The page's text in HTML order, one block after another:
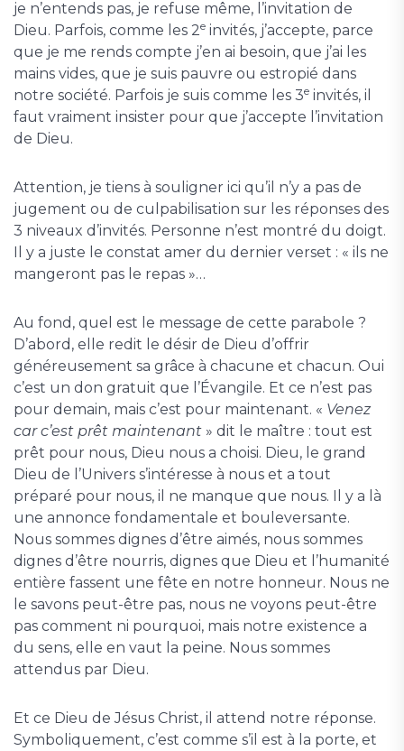
je n’entends pas, je refuse même, l’invitation de
Dieu. Parfois, comme les 2e invités, j’accepte, parce
que je me rends compte j’en ai besoin, que j’ai les
mains vides, que je suis pauvre ou estropié dans
notre société. Parfois je suis comme les 3e invités, il
faut vraiment insister pour que j’accepte l’invitation
de Dieu.
Attention, je tiens à souligner ici qu’il n’y a pas de
jugement ou de culpabilisation sur les réponses des
3 niveaux d’invités. Personne n’est montré du doigt.
Il y a juste le constat amer du dernier verset : « ils ne
mangeront pas le repas »…
Au fond, quel est le message de cette parabole ?
D’abord, elle redit le désir de Dieu d’offrir
généreusement sa grâce à chacune et chacun. Oui
c’est un don gratuit que l’Évangile. Et ce n’est pas
pour demain, mais c’est pour maintenant. « Venez
car c’est prêt maintenant » dit le maître : tout est
prêt pour nous, Dieu nous a choisi. Dieu, le grand
Dieu de l’Univers s’intéresse à nous et a tout
préparé pour nous, il ne manque que nous. Il y a là
une annonce fondamentale et bouleversante.
Nous sommes dignes d’être aimés, nous sommes
dignes d’être nourris, dignes que Dieu et l’humanité
entière fassent une fête en notre honneur. Nous ne
le savons peut-être pas, nous ne voyons peut-être
pas comment ni pourquoi, mais notre existence a
du sens, elle en vaut la peine. Nous sommes
attendus par Dieu.
Et ce Dieu de Jésus Christ, il attend notre réponse.
Symboliquement, c’est comme s’il est à la porte, et